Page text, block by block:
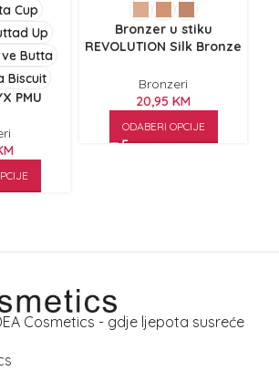
Cup
Up
Butta
Biscuit
PMU
Bronzer u stiku
REVOLUTION Silk Bronze
Bronzeri
20,95 KM
ODABERI OPCIJE
Cosmetics - gdje ljepota susreće